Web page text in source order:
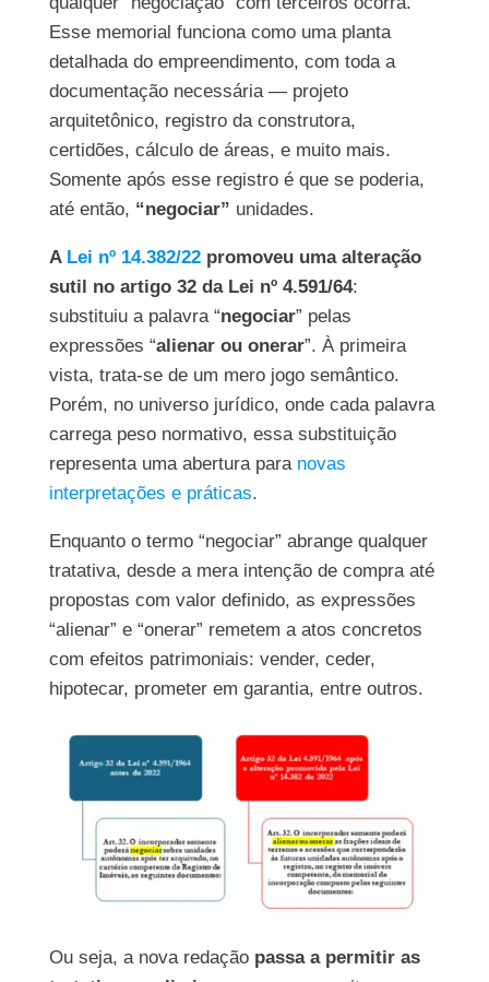
Esse memorial funciona como uma planta
detalhada do empreendimento, com toda a
documentação necessária — projeto
arquitetônico, registro da construtora,
certidões, cálculo de áreas, e muito mais.
Somente após esse registro é que se poderia,
até então, “negociar” unidades.
A Lei nº 14.382/22promoveu uma alteração
sutil no artigo 32 da Lei nº 4.591/64:
substituiu a palavra “negociar” pelas
expressões “alienar ou onerar”. À primeira
vista, trata-se de um mero jogo semântico.
Porém, no universo jurídico, onde cada palavra
carrega peso normativo, essa substituição
representa uma abertura para novas
interpretações e práticas.
Enquanto o termo “negociar” abrange qualquer
tratativa, desde a mera intenção de compra até
propostas com valor definido, as expressões
“alienar” e “onerar” remetem a atos concretos
com efeitos patrimoniais: vender, ceder,
hipotecar, prometer em garantia, entreoutros.
Ou seja, a nova redação passa a permitir as